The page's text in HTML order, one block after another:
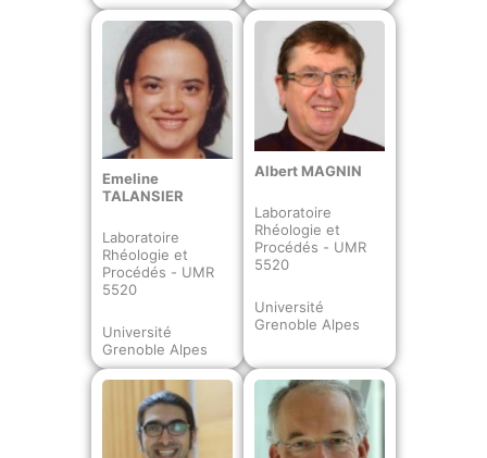
Emeline
TALANSIER
Laboratoire
Rhéologie et
Procédés - UMR
5520
Université
Grenoble Alpes
Albert MAGNIN
Laboratoire
Rhéologie et
Procédés - UMR
5520
Université
Grenoble Alpes